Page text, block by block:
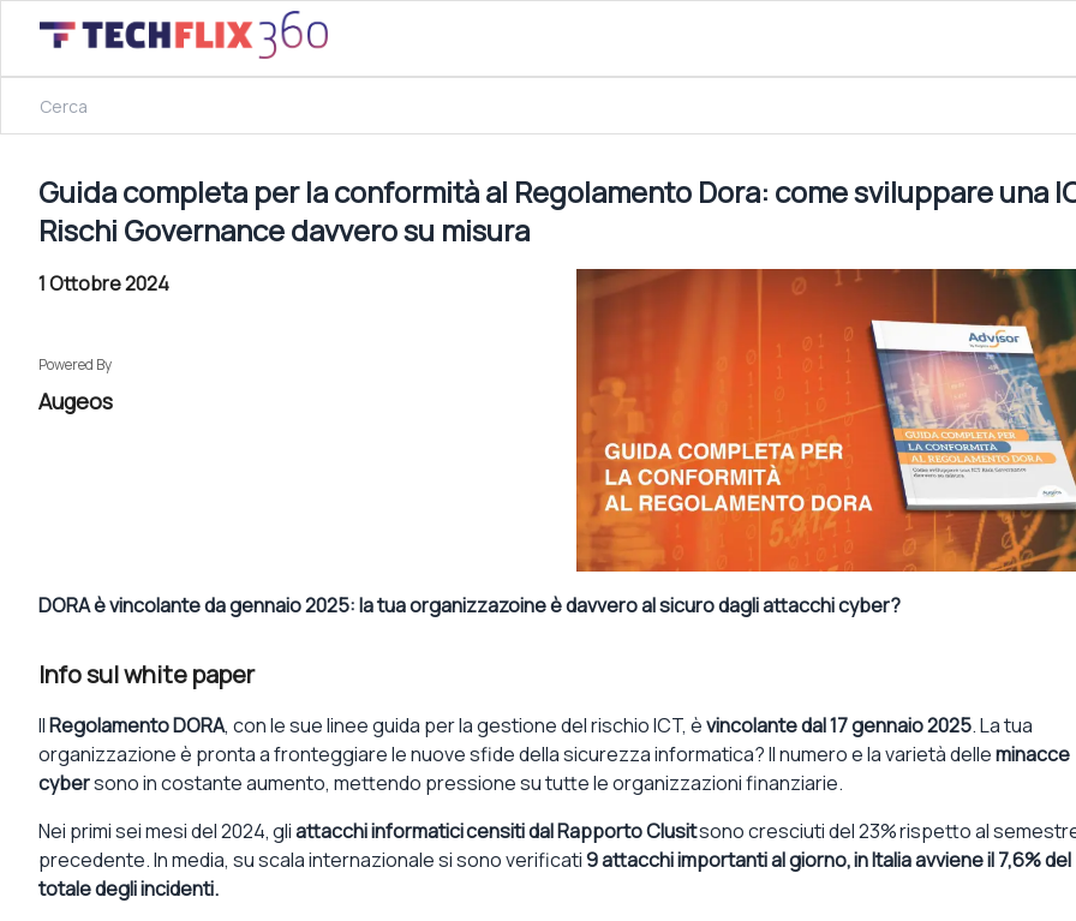
Guida completa per la conformità al Regolamento Dora: come sviluppare una ICT Rischi Governance davvero su misura
Guida completa per la conformità al Regolamento Dora: come sviluppare una
Rischi Governance davvero su misura
1 Ottobre 2024
Powered By
Augeos
DORA è vincolante da gennaio 2025: la tua organizzazoine è davvero al sicuro dagli attacchi cyber?
Info sul white paper
IlRegolamento DORA, con le suelinee guida per la gestione del rischio ICT, èvincolantedal17 gennaio 2025.La tua
organizzazione è prontaa fronteggiare lenuovesfide dellasicurezza informatica?Il numero e la varietà delleminacce
cybersono in costante aumento, mettendo pressione su tutte le organizzazioni finanziarie.
Nei primi sei mesi del 2024,gliattacchiinformaticicensiti dalRapportoClusitsonocresciuti del 23%rispetto al
precedente. In media, su scala internazionalesi sono verificati9 attacchi importanti al giorno,in Italiaavvieneil 7,6% del
totale degliincidenti.